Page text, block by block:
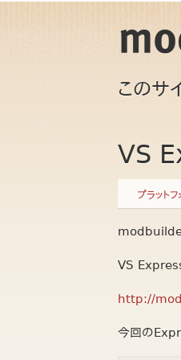
このサ
VS
プラット
VS
http://
今回の